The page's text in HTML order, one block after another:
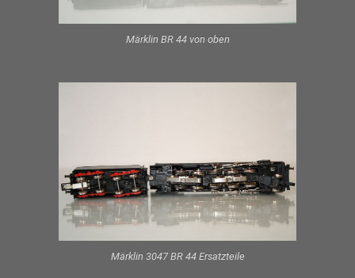
Märklin BR 44 von oben
Märklin 3047 BR 44 Ersatzteile